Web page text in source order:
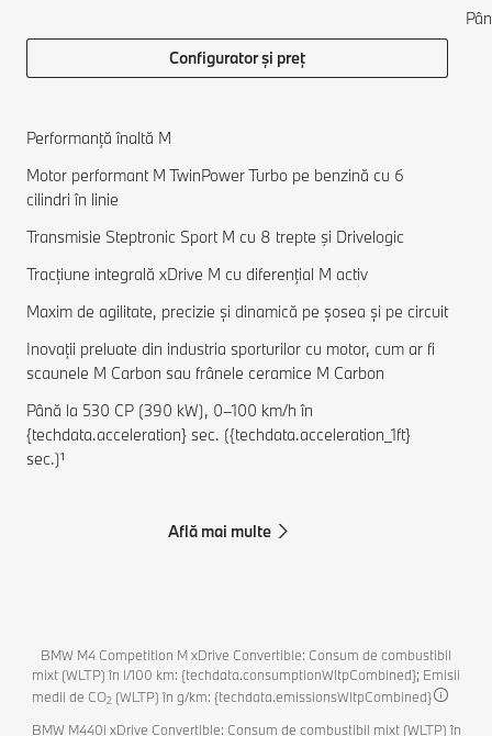
Configurator și preț
Performanță înaltă M
Motor performant M TwinPower Turbo pe benzină cu 6
cilindri în linie
Transmisie Steptronic Sport M cu 8 trepte şi Drivelogic
Tracțiune integrală xDrive M cu diferențial M activ
Maxim de agilitate, precizie și dinamică pe șosea și pe circuit
Inovații preluate din industria sporturilor cu motor, cum ar fi
scaunele M Carbon sau frânele ceramice M Carbon
Până la 530 CP (390 kW), 0–100 km/h în
{techdata.acceleration} sec. ({techdata.acceleration_1ft}
sec.)¹
Află mai multe
BMW M4 Competition M xDrive Convertible: Consum de combustibil
mixt (WLTP) în l/100 km: {techdata.consumptionWltpCombined}; Emisii
medii de CO2(WLTP) în g/km: {techdata.emissionsWltpCombined}
BMW M440i xDrive Convertible: Consum de combustibil mixt (WLTP) în